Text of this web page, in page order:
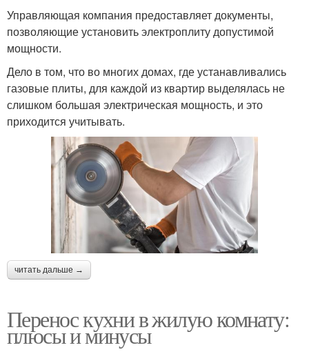
Управляющая компания предоставляет документы,
позволяющие установить электроплиту допустимой
мощности.
Дело в том, что во многих домах, где устанавливались
газовые плиты, для каждой из квартир выделялась не
слишком большая электрическая мощность, и это
приходится учитывать.
читать дальше →
Перенос кухни в жилую комнату:
плюсы и минусы